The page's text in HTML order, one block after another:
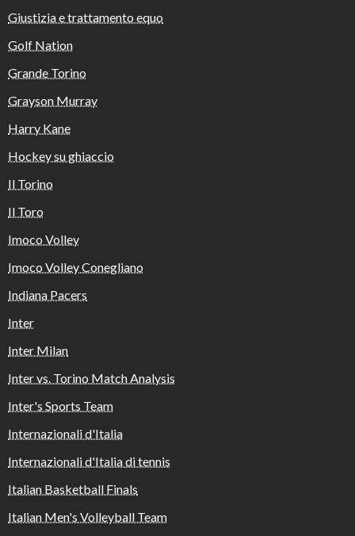
Giustizia e trattamento equo
Golf Nation
Grande Torino
Grayson Murray
Harry Kane
Hockey su ghiaccio
Il Torino
Il Toro
Imoco Volley
Imoco Volley Conegliano
Indiana Pacers
Inter
Inter Milan
Inter vs. Torino Match Analysis
Inter's Sports Team
Internazionali d'Italia
Internazionali d'Italia di tennis
Italian Basketball Finals
Italian Men's Volleyball Team